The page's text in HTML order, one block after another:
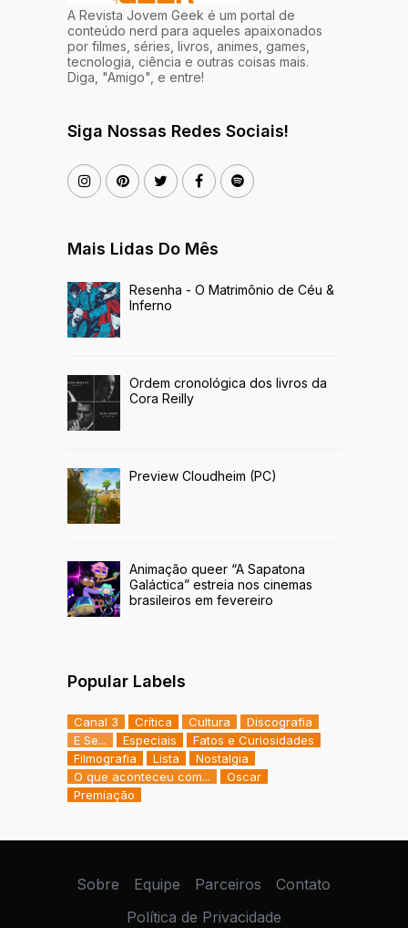
A Revista Jovem Geek é um portal de
conteúdo nerd para aqueles apaixonados
por filmes, séries, livros, animes, games,
tecnologia, ciência e outras coisas mais.
Diga, "Amigo", e entre!
Siga Nossas Redes Sociais!
Mais Lidas Do Mês
Resenha - O Matrimônio de Céu &
Inferno
Ordem cronológica dos livros da
Cora Reilly
Preview Cloudheim (PC)
Animação queer “A Sapatona
Galáctica” estreia nos cinemas
brasileiros em fevereiro
Popular Labels
Canal 3 Crítica Cultura
Discografia
E Se...
Especiais
Fatos e Curiosidades
Filmografia
Lista
Nostalgia
O que aconteceu com...
Oscar
Premiação
Sobre Equipe Parceiros
Contato
Política de Privacidade